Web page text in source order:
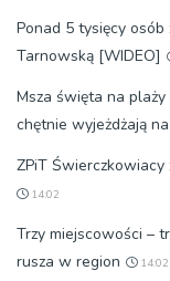
Ponad 5 tysięcy osób
Tarnowską [WIDEO]
Msza święta na
chętnie wyjeżdżają
ZPiT Świerczkowiacy
14:02
Trzy miejscowości –
rusza w region
14:02